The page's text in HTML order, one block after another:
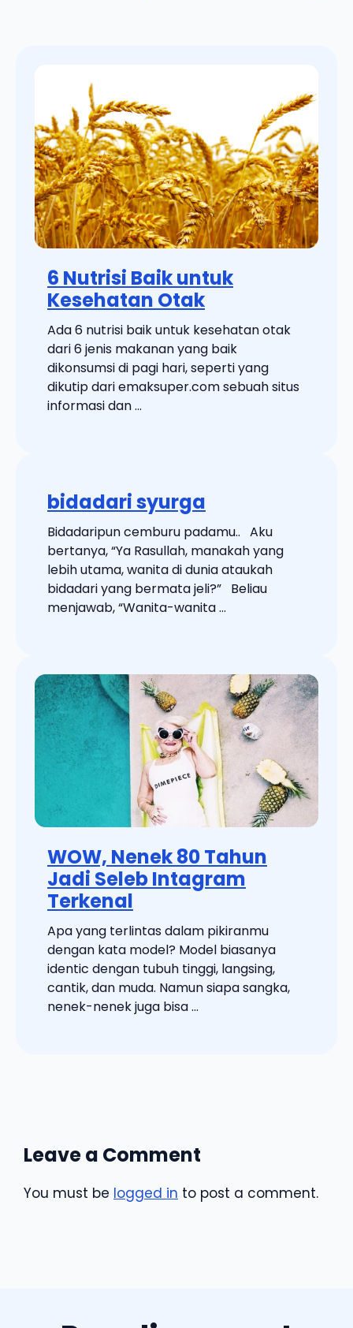
6 Nutrisi Baik untuk
Kesehatan Otak
Ada 6 nutrisi baik untuk kesehatan otak
dari 6 jenis makanan yang baik
dikonsumsi di pagi hari, seperti yang
dikutip dari emaksuper.com sebuah situs
informasi dan ...
bidadari syurga
Bidadaripun cemburu padamu.. Aku
bertanya, “Ya Rasullah, manakah yang
lebih utama, wanita di dunia ataukah
bidadari yang bermata jeli?” Beliau
menjawab, “Wanita-wanita ...
WOW, Nenek 80 Tahun
Jadi Seleb Intagram
Terkenal
Apa yang terlintas dalam pikiranmu
dengan kata model? Model biasanya
identic dengan tubuh tinggi, langsing,
cantik, dan muda. Namun siapa sangka,
nenek-nenek juga bisa ...
Leave a Comment
You must be logged in to post a comment.